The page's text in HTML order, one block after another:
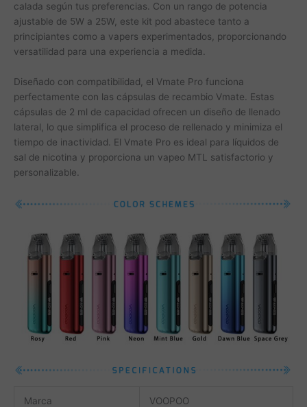
calada según tus preferencias. Con un rango de potencia
ajustable de 5W a 25W, este kit pod abastece tanto a
principiantes como a vapers experimentados, proporcionando
versatilidad para una experiencia a medida.
Diseñado con compatibilidad, el Vmate Pro funciona
perfectamente con las cápsulas de recambio Vmate. Estas
cápsulas de 2 ml de capacidad ofrecen un diseño de llenado
lateral, lo que simplifica el proceso de rellenado y minimiza el
tiempo de inactividad. El Vmate Pro es ideal para líquidos de
sal de nicotina y proporciona un vapeo MTL satisfactorio y
personalizable.
Marca VOOPOO